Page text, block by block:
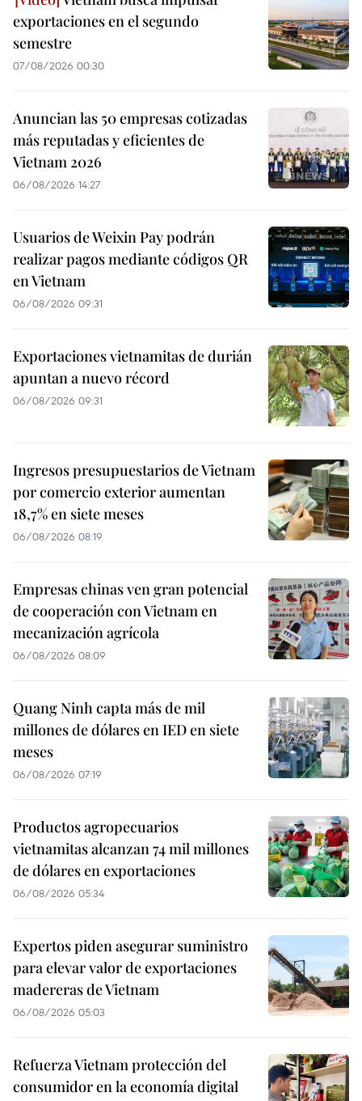
exportaciones en el segundo
semestre
07/08/2026 00:30
Anuncian las 50 empresas cotizadas
más reputadas y eficientes de
Vietnam 2026
06/08/2026 14:27
Usuarios de Weixin Pay podrán
realizar pagos mediante códigos QR
en Vietnam
06/08/2026 09:31
Exportaciones vietnamitas de durián
apuntan a nuevo récord
06/08/2026 09:31
Ingresos presupuestarios de Vietnam
por comercio exterior aumentan
18,7% en siete meses
06/08/2026 08:19
Empresas chinas ven gran potencial
de cooperación con Vietnam en
mecanización agrícola
06/08/2026 08:09
Quang Ninh capta más de mil
millones de dólares en IED en siete
meses
06/08/2026 07:19
Productos agropecuarios
vietnamitas alcanzan 74 mil millones
de dólares en exportaciones
06/08/2026 05:34
Expertos piden asegurar suministro
para elevar valor de exportaciones
madereras de Vietnam
06/08/2026 05:03
Refuerza Vietnam protección del
consumidor en la economía digital